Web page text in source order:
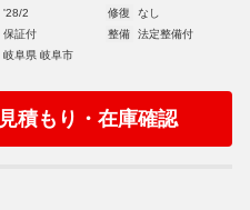
'28/2 修復
なし
保証付 整備
法定整備付
岐阜県 岐阜市
見積もり・在庫確認